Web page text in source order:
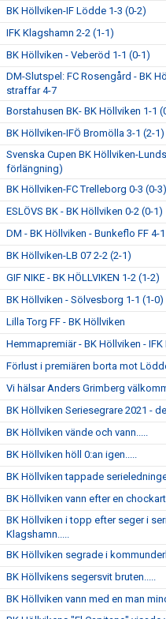
BK Höllviken-IF Lödde 1-3 (0-2)
IFK Klagshamn 2-2 (1-1)
BK Höllviken - Veberöd 1-1 (0-1)
DM-Slutspel: FC Rosengård - BK
straffar 4-7
Borstahusen BK- BK Höllviken 1-1
BK Höllviken-IFÖ Bromölla 3-1 (2-1)
Svenska Cupen BK Höllviken-
förlängning)
BK Höllviken-FC Trelleborg 0-3 (0-3)
ESLÖVS BK - BK Höllviken 0-2 (0-1)
DM - BK Höllviken - Bunkeflo FF 4-
BK Höllviken-LB 07 2-2 (2-1)
GIF NIKE - BK HÖLLVIKEN 1-2 (1-2)
BK Höllviken - Sölvesborg 1-1 (1-0)
Lilla Torg FF - BK Höllviken
Hemmapremiär - BK Höllviken -
Förlust i premiären borta mot
Vi hälsar Anders Grimberg
BK Höllviken Seriesegrare 2021 -
BK Höllviken vände och vann.....
BK Höllviken höll 0:an igen.....
BK Höllviken tappade
BK Höllviken vann efter en
BK Höllviken i topp efter seger i
Klagshamn.....
BK Höllviken segrade i
BK Höllvikens segersvit bruten.....
BK Höllviken vann med en man